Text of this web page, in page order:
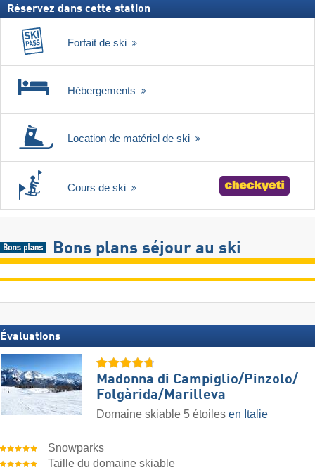
Réservez dans cette station
Forfait de ski
Hébergements
Location de matériel de ski
Cours de ski
Bons plans séjour au ski
Évaluations
Madonna di Campiglio/​Pinzolo/​
Folgàrida/​Marilleva
Domaine skiable 5 étoiles en Italie
Snowparks
Taille du domaine skiable